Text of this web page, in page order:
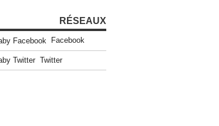
RÉSEAUX
Facebook
Twitter